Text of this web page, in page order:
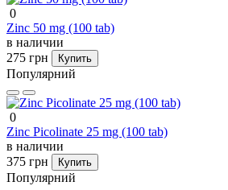
0
Zinc 50 mg (100 tab)
в наличии
275 грн
Купить
Популярний
0
Zinc Picolinate 25 mg (100 tab)
в наличии
375 грн
Купить
Популярний